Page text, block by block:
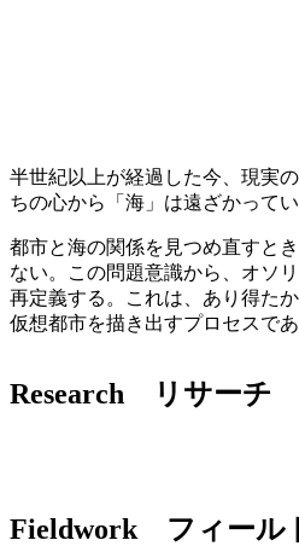
半世紀以上が経過した今、現実
ちの心から「海」は遠ざかってい
都市と海の関係を見つめ直すと
ない。この問題意識から、オソ
再定義する。これは、あり得た
仮想都市を描き出すプロセスであ
Research リサーチ
Fieldwork フィール